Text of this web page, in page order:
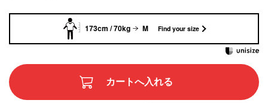
173cm / 70kg M Find your size